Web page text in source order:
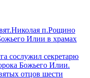
п.Рощино
Илии в храмах
сослужил секретарю
Божьего Илии.
отцов шести